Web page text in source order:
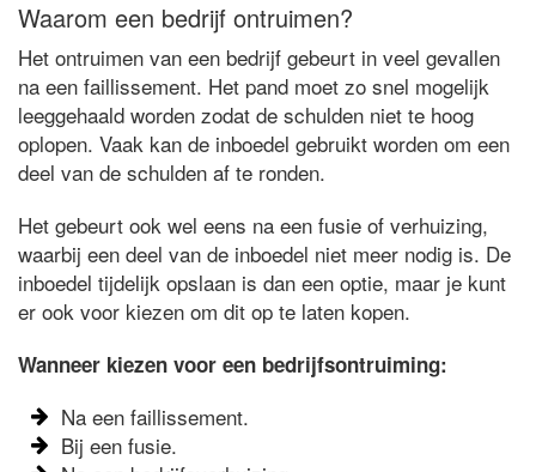
Waarom een bedrijf ontruimen?
Het ontruimen van een bedrijf gebeurt in veel gevallen
na een faillissement. Het pand moet zo snel mogelijk
leeggehaald worden zodat de schulden niet te hoog
oplopen. Vaak kan de inboedel gebruikt worden om een
deel van de schulden af te ronden.
Het gebeurt ook wel eens na een fusie of verhuizing,
waarbij een deel van de inboedel niet meer nodig is. De
inboedel tijdelijk opslaan is dan een optie, maar je kunt
er ook voor kiezen om dit op te laten kopen.
Wanneer kiezen voor een bedrijfsontruiming:
Na een faillissement.
Bij een fusie.